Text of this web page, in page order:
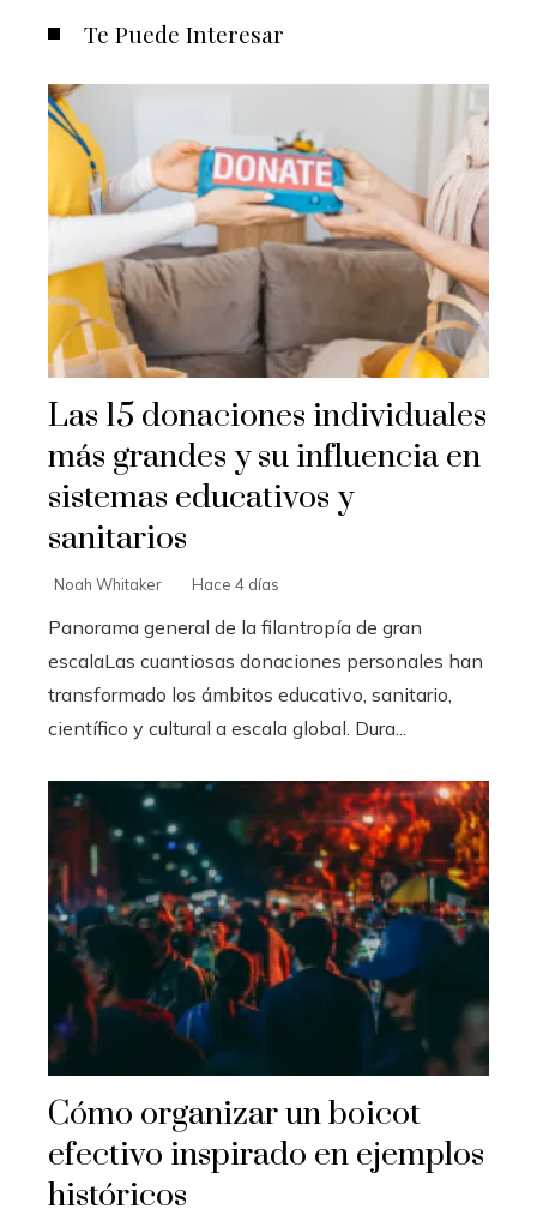
Te Puede Interesar
Las 15 donaciones individuales
más grandes y su influencia en
sistemas educativos y
sanitarios
Noah Whitaker Hace 4 días
Panorama general de la filantropía de gran
escalaLas cuantiosas donaciones personales han
transformado los ámbitos educativo, sanitario,
científico y cultural a escala global. Dura...
Cómo organizar un boicot
efectivo inspirado en ejemplos
históricos